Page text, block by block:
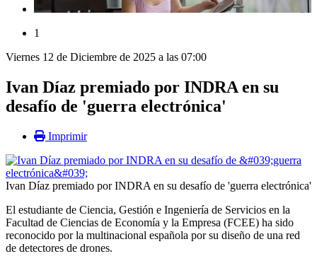
1
Viernes 12 de Diciembre de 2025 a las 07:00
Ivan Díaz premiado por INDRA en su
desafío de 'guerra electrónica'
Imprimir
Ivan Díaz premiado por INDRA en su desafío de 'guerra electrónica'
El estudiante de Ciencia, Gestión e Ingeniería de Servicios en la
Facultad de Ciencias de Economía y la Empresa (FCEE) ha sido
reconocido por la multinacional española por su diseño de una red
de detectores de drones.